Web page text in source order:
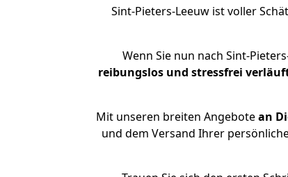
Sint-Pieters-Leeuw ist voller
Wenn Sie nun nach Sint-
reibungslos und stressfrei
Mit unseren breiten Angebotean
und dem Versand Ihrer